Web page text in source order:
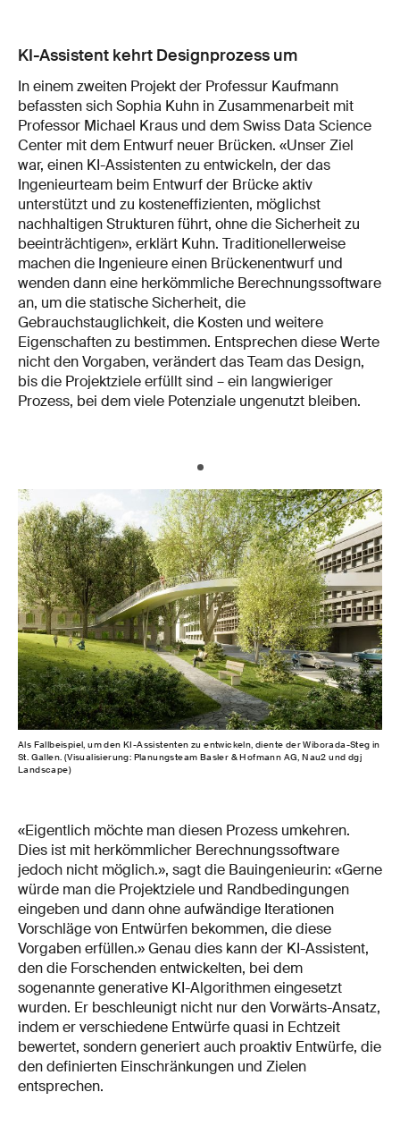
KI-Assistent kehrt Designprozess um
In einem zweiten Projekt der Professur Kaufmann
befassten sich Sophia Kuhn in Zusammenarbeit mit
Professor Michael Kraus und dem Swiss Data Science
Center mit dem Entwurf neuer Brücken. «Unser Ziel
war, einen KI-Assistenten zu entwickeln, der das
Ingenieurteam beim Entwurf der Brücke aktiv
unterstützt und zu kosteneffizienten, möglichst
nachhaltigen Strukturen führt, ohne die Sicherheit zu
beeinträchtigen», erklärt Kuhn. Traditionellerweise
machen die Ingenieure einen Brückenentwurf und
wenden dann eine herkömmliche Berechnungssoftware
an, um die statische Sicherheit, die
Gebrauchstauglichkeit, die Kosten und weitere
Eigenschaften zu bestimmen. Entsprechen diese Werte
nicht den Vorgaben, verändert das Team das Design,
bis die Projektziele erfüllt sind ­– ein langwieriger
Prozess, bei dem viele Potenziale ungenutzt bleiben.
Als Fallbeispiel, um den KI-Assistenten zu entwickeln, diente der Wiborada-Steg in
St. Gallen. (Visualisierung: Planungsteam Basler & Hofmann AG, Nau2 und dgj
Landscape)
«Eigentlich möchte man diesen Prozess umkehren.
Dies ist mit herkömmlicher Berechnungssoftware
jedoch nicht möglich.», sagt die Bauingenieurin: «Gerne
würde man die Projektziele und Randbedingungen
eingeben und dann ohne aufwändige Iterationen
Vorschläge von Entwürfen bekommen, die diese
Vorgaben erfüllen.» Genau dies kann der KI-Assistent,
den die Forschenden entwickelten, bei dem
sogenannte generative KI-Algorithmen eingesetzt
wurden. Er beschleunigt nicht nur den Vorwärts-Ansatz,
indem er verschiedene Entwürfe quasi in Echtzeit
bewertet, sondern generiert auch proaktiv Entwürfe, die
den definierten Einschränkungen und Zielen
entsprechen.